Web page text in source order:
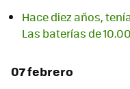
Hace diez años,
Las baterías de
07 febrero